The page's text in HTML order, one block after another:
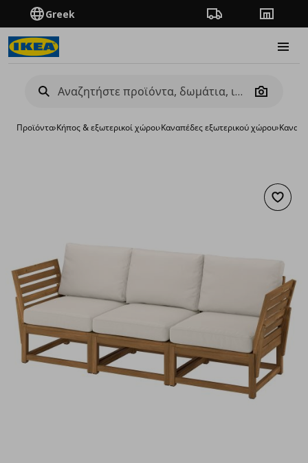
Greek Πορεία παραγγελίας
Camera
Προϊόντα›Κήπος & εξωτερικοί χώροι›Καναπέδες εξωτερικού χώρου›